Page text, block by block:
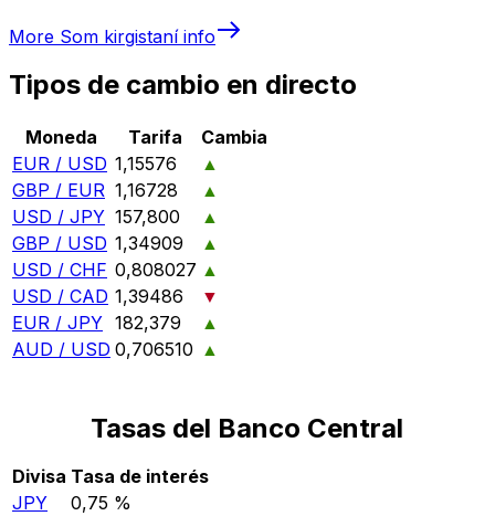
More Som kirgistaníinfo
Tipos de cambio en directo
Moneda Tarifa
Cambia
EUR / USD 1,15576
▲
GBP / EUR 1,16728
▲
USD / JPY 157,800
▲
GBP / USD 1,34909
▲
USD / CHF 0,808027 ▲
USD / CAD 1,39486
▼
EUR / JPY 182,379
▲
AUD / USD 0,706510 ▲
Tasas del Banco Central
Divisa Tasa de interés
JPY
0,75 %